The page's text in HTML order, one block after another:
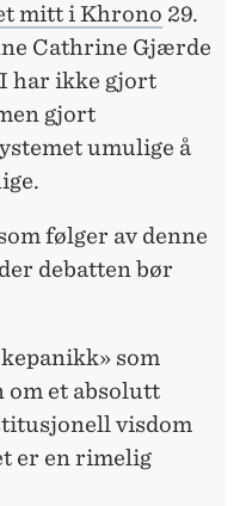
mitt i Khrono 29.
Cathrine Gjærde
har ikke gjort
gjort
umulige å
følger av denne
debatten bør
som
et absolutt
visdom
er en rimelig